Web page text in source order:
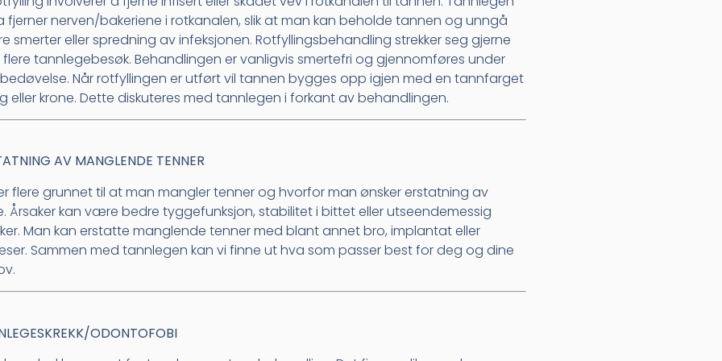
fjerner nerven/bakeriene i rotkanalen, slik at man kan beholde tannen og unngå
smerter eller spredning av infeksjonen. Rotfyllingsbehandling strekker seg gjerne
tannlegebesøk. Behandlingen er vanligvis smertefri og gjennomføres under
Når rotfyllingen er utført vil tannen bygges opp igjen med en tannfarget
eller krone. Dette diskuteres med tannlegen i forkant av behandlingen.
AV MANGLENDE TENNER
flere grunnet til at man mangler tenner og hvorfor man ønsker erstatning av
Årsaker kan være bedre tyggefunksjon, stabilitet i bittet eller utseendemessig
Man kan erstatte manglende tenner med blant annet bro, implantat eller
Sammen med tannlegen kan vi finne ut hva som passer best for deg og dine
ODONTOFOBI